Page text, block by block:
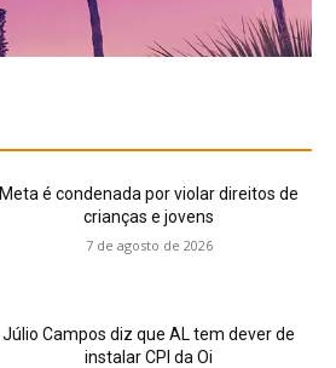
Meta é condenada por violar direitos de
crianças e jovens
7 de agosto de 2026
Júlio Campos diz que AL tem dever de
instalar CPI da Oi